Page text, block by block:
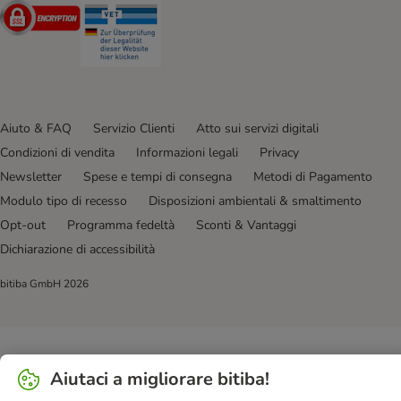
Security
Aiuto & FAQ Servizio Clienti
Atto sui servizi digitali
Condizioni di vendita
Informazioni legali
Privacy
Newsletter
Spese e tempi di consegna
Metodi di Pagamento
Modulo tipo di recesso
Disposizioni ambientali & smaltimento
Opt-out
Programma fedeltà
Sconti & Vantaggi
Dichiarazione di accessibilità
bitiba GmbH 2026
Aiutaci a migliorare bitiba!